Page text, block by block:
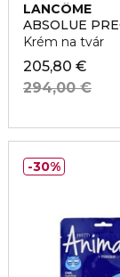
LANCÔME
ABSOLUE
Krém na tvár
205,80 €
294,00 €
30%